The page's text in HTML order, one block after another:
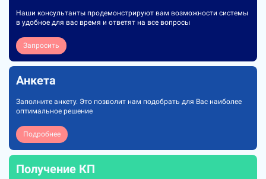
Наши консультанты продемонстрируют вам возможности системы
в удобное для вас время и ответят на все вопросы
Запросить
Анкета
Заполните анкету. Это позволит нам подобрать для Вас наиболее
оптимальное решение
Подробнее
Получение КП